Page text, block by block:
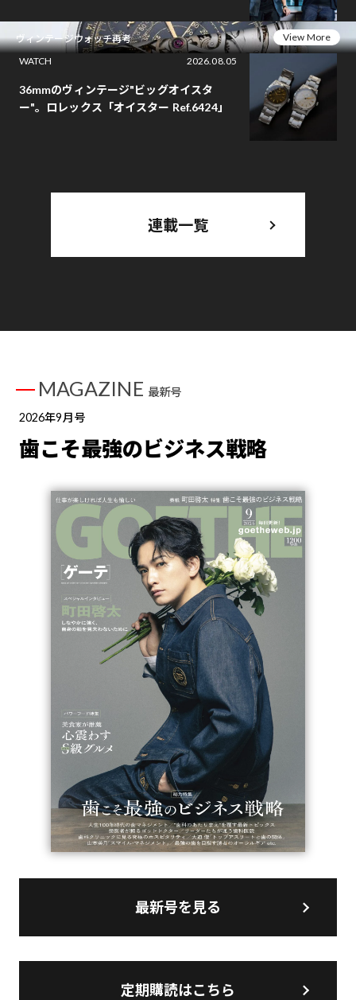
ヴィンテージウォッチ再考
View More
WATCH
2026.08.05
36mmのヴィンテージ"ビッグオイスタ
ー"。ロレックス「オイスター Ref.6424」
連載一覧
MAGAZINE 最新号
2026年9月号
歯こそ最強のビジネス戦略
最新号を見る
定期購読はこちら